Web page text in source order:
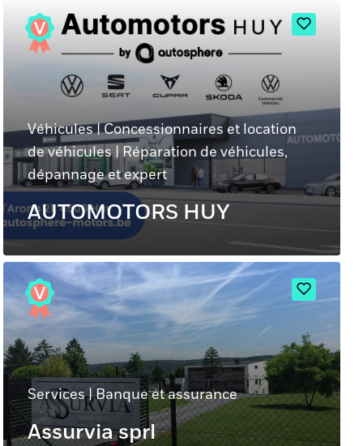
Véhicules|Concessionnaires et location
de véhicules|Réparation de véhicules,
dépannage et expert
AUTOMOTORS HUY
Services|Banque et assurance
Assurvia sprl